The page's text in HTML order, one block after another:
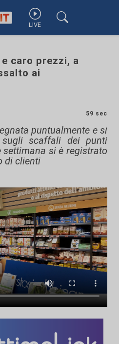
LIVE
caro prezzi, a
ai
59 sec
puntualmente e si
sugli scaffali dei punti
settimana si è registrato
di clienti